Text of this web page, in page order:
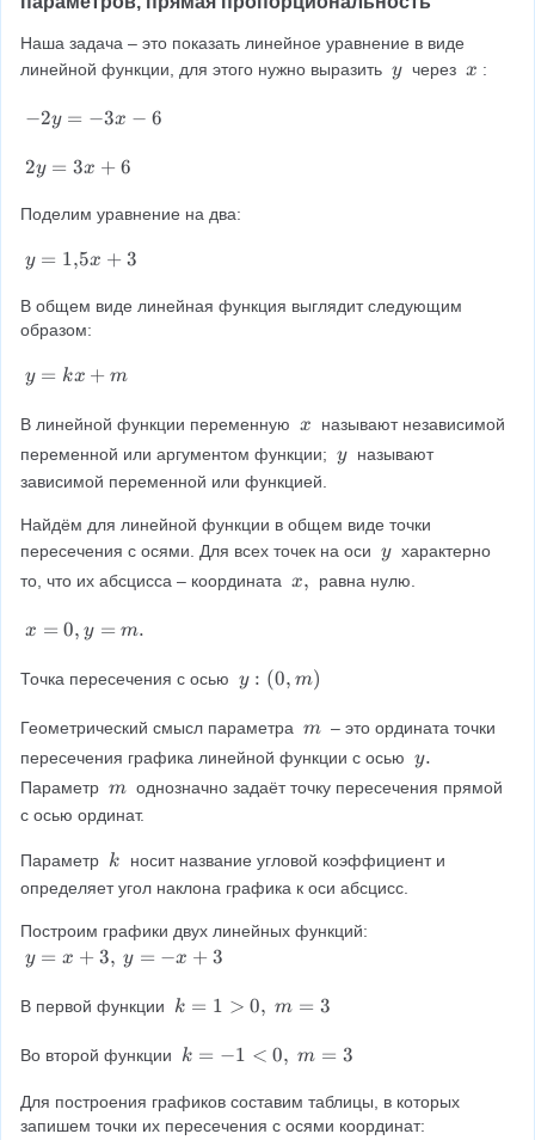
Наша задача – это показать линейное уравнение в виде
линейной функции, для этого нужно выразить y
y через x
x :
-
y
-
x
6
−2y = −3x − 6
2
=
x
6
2y = 3x + 6
Поделим уравнение на два:
y
1
{
}
x
+
3
y = 1,5x + 3
В общем виде линейная функция выглядит следующим
образом:
y
k
x
m
y = kx + m
В линейной функции переменную x
\
\
x
называют независимой
переменной или аргументом функции; y
y
называют
зависимой переменной или функцией.
Найдём для линейной функции в общем виде точки
пересечения с осями. Для всех точек на оси y
\
\
y характерно
то, что их абсцисса – координата x
x, равна нулю.
x
0,
=
x = 0, y = m.
Точка пересечения с осью y:
0,
m
y : (0, m)
Геометрический смысл параметра m
\
m – это ордината точки
пересечения графика линейной функции с осью y
.
y.
Параметр m
\
m однозначно задаёт точку пересечения прямой
с осью ординат.
Параметр k
\
k
носит название угловой коэффициент и
определяет угол наклона графика к оси абсцисс.
Построим графики двух линейных функций:
y
x
3
\
y
y = x + 3, y = −x + 3
В первой функции
k
1
0,
\
k = 1 > 0, m = 3
Во второй функции
k
-
1
k = −1 < 0, m = 3
Для построения графиков составим таблицы, в которых
запишем точки их пересечения с осями координат: